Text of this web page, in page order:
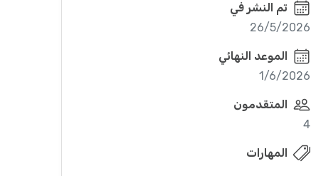
تم النشر في
26/5/2026
الموعد النهائي
1/6/2026
المتقدمون
4
المهارات